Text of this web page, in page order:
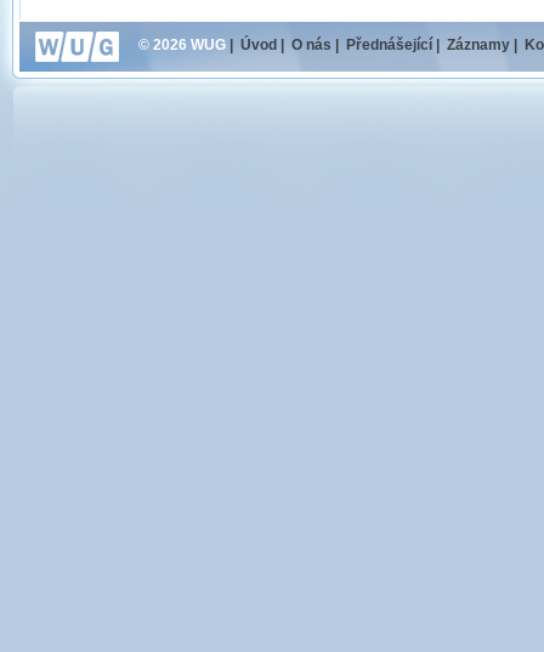
© 2026 WUG Úvod O nás Přednášející Záznamy